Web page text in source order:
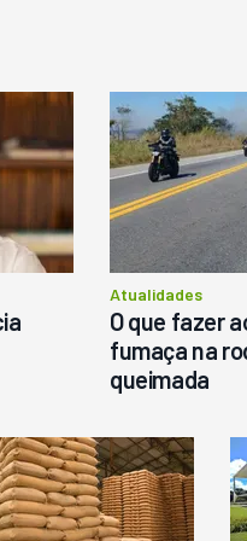
Atualidades
O que fazer
fumaça na
queimada